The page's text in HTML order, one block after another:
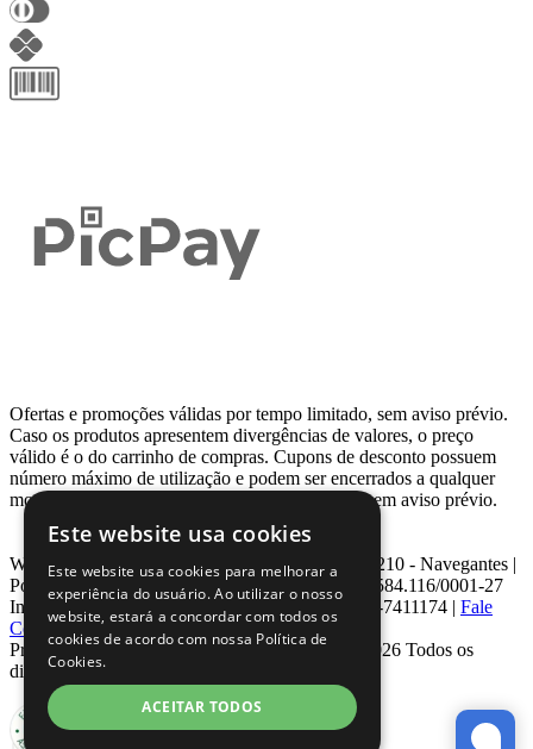
Ofertas e promoções válidas por tempo limitado, sem aviso prévio.
Caso os produtos apresentem divergências de valores, o preço
válido é o do carrinho de compras. Cupons de desconto possuem
número máximo de utilização e podem ser encerrados a qualquer
momento, de acordo com sua disponibilidade e sem aviso prévio.
Webcontinental LTDA | Travessa Venezuela, Nº 210 - Navegantes |
Porto Alegre - RS - CEP: 90.240-220 CNPJ: 08.584.116/0001-27
Inscrição Estadual: 0963171399 | Telefone: 0800-7411174 | Fale
Conosco|ouvidoria@webcontinental.com.br
Proibida reprodução total ou parcial | © 2007 - 2026 Todos os
direitos reservados - WebContinental
Este website usa cookies
Este website usa cookies para melhorar a
experiência do usuário. Ao utilizar o nosso
website, estará a concordar com todos os
cookies de acordo com nossa Política de
Cookies.
ACEITAR TODOS